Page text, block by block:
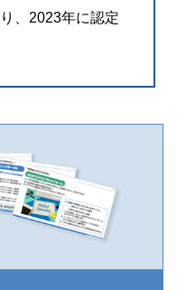
、2023年に認定